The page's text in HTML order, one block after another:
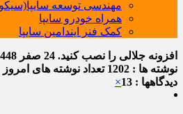
مهندسی توسعه
همراه خودرو سایپا
کمک فنر ایندامین سایپا
افزونه جلالی را نصب کنید. 24 صفر 1448
نوشته ها : 1202
تعداد نوشته های امروز :
دیدگاهها : 13
×